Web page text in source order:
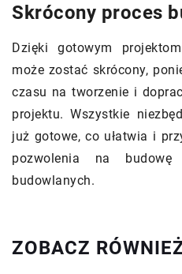
Skrócony proces
Dzięki gotowym
może zostać skrócony,
czasu na tworzenie i
projektu. Wszystkie
już gotowe, co ułatwia i
pozwolenia na
budowlanych.
ZOBACZ